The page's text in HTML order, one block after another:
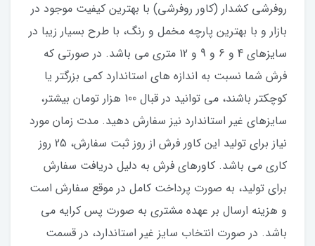
روفرشی کشدار (کاور روفرشی) با بهترین کیفیت موجود در
بازار و با بهترین پارچه مخمل و رنگ، با طرح بسیار زیبا در
سایزهای 4 و 6 و 9 و 12 متری می باشد. در صورتی که
فرش شما نسبت به اندازه های استاندارد کمی بزرگتر یا
کوچکتر باشند، می توانید در قبال 100 هزار تومان بیشتر،
سایزهای غیر استاندارد نیز سفارش دهید. مدت زمان مورد
نیاز برای تولید این کاور فرش از روز ثبت سفارش، 25 روز
کاری می باشد. کاورهای فرش به دلیل دریافت سفارش
برای تولید، به صورت پرداخت کامل در موقع سفارش است
و هزینه ارسال بر عهده مشتری به صورت پس کرایه می
باشد. در صورت انتخاب سایز غیر استاندارد، در قسمت